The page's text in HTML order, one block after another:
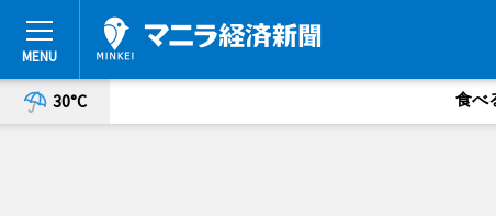
30°C 食べ